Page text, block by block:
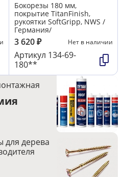
Бокорезы 180 мм,
покрытие TitanFinish,
рукоятки SoftGripp, NWS /
Германия/
3 620₽ Нет в наличии
Артикул 134-69-
180**
для дерева